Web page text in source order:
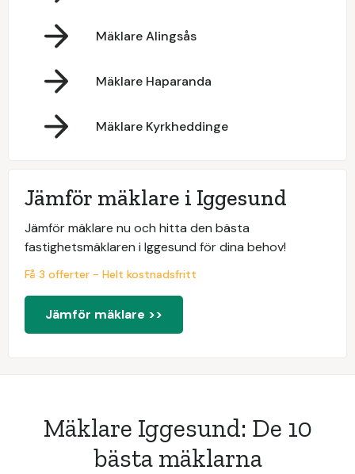
Mäklare Alingsås
Mäklare Haparanda
Mäklare Kyrkheddinge
Jämför mäklare i Iggesund
Jämför mäklare nu och hitta den bästa
fastighetsmäklaren i Iggesund för dina behov!
Få 3 offerter - Helt kostnadsfritt
Jämför mäklare >>
Mäklare Iggesund: De 10
bästa mäklarna